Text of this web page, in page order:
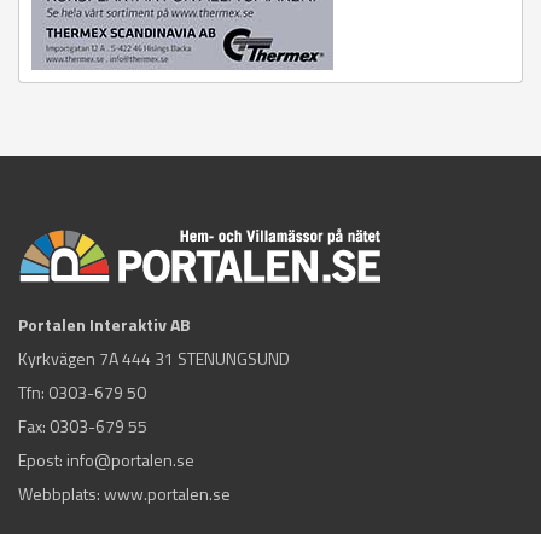
Portalen Interaktiv AB
Kyrkvägen 7A 444 31 STENUNGSUND
Tfn: 0303-679 50
Fax: 0303-679 55
Epost: info@portalen.se
Webbplats: www.portalen.se